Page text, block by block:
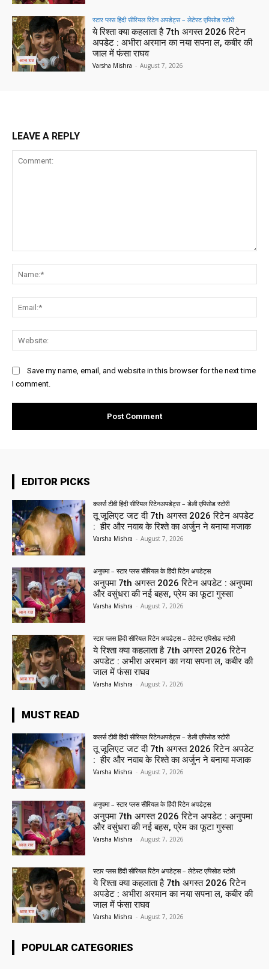
स्टार प्लस हिंदी सीरियल रिटेन अपडेट्स – लेटेस्ट एपिसोड स्टोरी
ये रिश्ता क्या कहलाता है 7th अगस्त 2026 रिटेन
अपडेट : अभीरा अरमान का नया सपना ल, कबीर की
जाल में फंसा राघव
Varsha Mishra - August 7, 2026
LEAVE A REPLY
Save my name, email, and website in this browser for the next time
I comment.
EDITOR PICKS
कलर्स टीवी हिंदी सीरियल रिटेनअपडेट्स – डेली एपिसोड स्टोरी
तू जूलिएट जट दी 7th अगस्त 2026 रिटेन अपडेट
: हीर और नवाब के रिश्ते का अर्जुन ने बनाया मजाक
Varsha Mishra - August 7, 2026
अनुपमा – स्टार प्लस सीरियल के हिंदी रिटेन अपडेट्स
अनुपमा 7th अगस्त 2026 रिटेन अपडेट : अनुपमा
और वसुंधरा की नई बहस, प्रेम का फूटा गुस्सा
Varsha Mishra - August 7, 2026
स्टार प्लस हिंदी सीरियल रिटेन अपडेट्स – लेटेस्ट एपिसोड स्टोरी
ये रिश्ता क्या कहलाता है 7th अगस्त 2026 रिटेन
अपडेट : अभीरा अरमान का नया सपना ल, कबीर की
जाल में फंसा राघव
Varsha Mishra - August 7, 2026
MUST READ
कलर्स टीवी हिंदी सीरियल रिटेनअपडेट्स – डेली एपिसोड स्टोरी
तू जूलिएट जट दी 7th अगस्त 2026 रिटेन अपडेट
: हीर और नवाब के रिश्ते का अर्जुन ने बनाया मजाक
Varsha Mishra - August 7, 2026
अनुपमा – स्टार प्लस सीरियल के हिंदी रिटेन अपडेट्स
अनुपमा 7th अगस्त 2026 रिटेन अपडेट : अनुपमा
और वसुंधरा की नई बहस, प्रेम का फूटा गुस्सा
Varsha Mishra - August 7, 2026
स्टार प्लस हिंदी सीरियल रिटेन अपडेट्स – लेटेस्ट एपिसोड स्टोरी
ये रिश्ता क्या कहलाता है 7th अगस्त 2026 रिटेन
अपडेट : अभीरा अरमान का नया सपना ल, कबीर की
जाल में फंसा राघव
Varsha Mishra - August 7, 2026
POPULAR CATEGORIES